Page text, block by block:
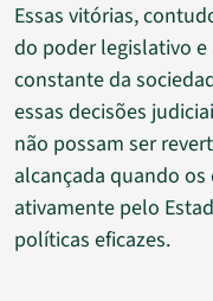
Essas vitórias,
do poder legislativo e
constante da
essas decisões
não possam ser
alcançada quando
ativamente pelo
políticas eficazes.